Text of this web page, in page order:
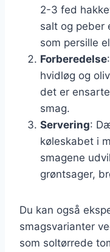
2-3 fed
salt og peber
som persille
Forberedelse
hvidløg og
det er
smag.
Servering:
køleskabet i
smagene
grøntsager,
Du kan også
smagsvarianter
som soltørrede